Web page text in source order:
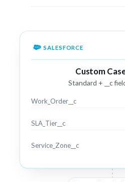
SALESFORCE
Custom
Standard + __c
Work_Order__c
SLA_Tier__c
Service_Zone__c